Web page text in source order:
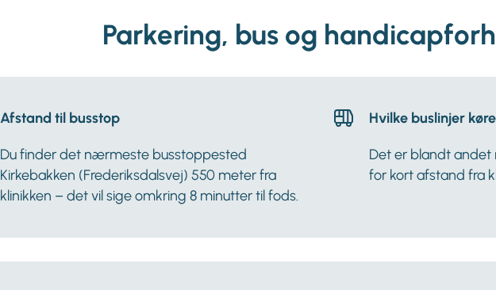
Parkering, bus og
Afstand til busstop
Du finder det nærmeste busstoppested
Kirkebakken (Frederiksdalsvej) 550 meter fra
klinikken – det vil sige omkring 8 minutter til fods.
Hvilke buslinjer
Det er blandt andet
for kort afstand fra